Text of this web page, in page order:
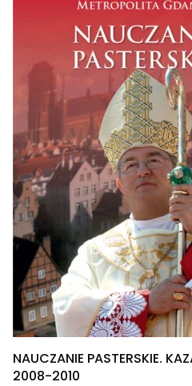
NAUCZANIE PASTERSKIE.
2008-2010